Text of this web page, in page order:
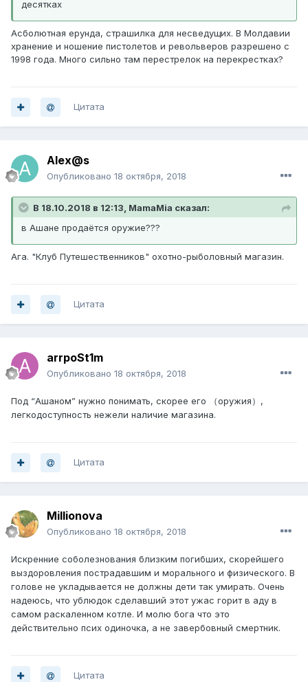
десятках
Асболютная ерунда, страшилка для несведущих. В Молдавии
хранение и ношение пистолетов и револьверов разрешено с
1998 года. Много сильно там перестрелок на перекрестках?
Цитата
Alex@s
Опубликовано 18 октября, 2018
В 18.10.2018 в 12:13, MamaMia сказал:
в Ашане продаётся оружие???
Ага. "Клуб Путешественников" охотно-рыболовный магазин.
Цитата
arrpoSt1m
Опубликовано 18 октября, 2018
Под “Ашаном” нужно понимать, скорее его （оружия）,
легкодоступность нежели наличие магазина.
Цитата
Millionova
Опубликовано 18 октября, 2018
Искренние соболезнования близким погибших, скорейшего
выздоровления пострадавшим и морального и физического. В
голове не укладывается не должны дети так умирать. Очень
надеюсь, что ублюдок сделавший этот ужас горит в аду в
самом раскаленном котле. И молю бога что это
действительно псих одиночка, а не завербовный смертник.
Цитата